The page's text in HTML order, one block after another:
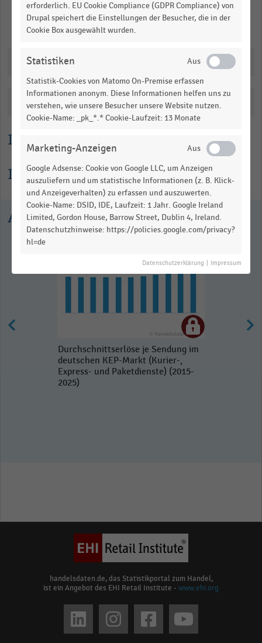
Lesehilfe
Informationen zur Statistik
1.5250861643835616.
View
table.
Teilen
Katalogisierung
Ausgewählte Statistiken
Durchschnittserlöse je Sendung im
deutschen KEP-Markt (Kurier-,
Express- und Paketdienste) (2015-
2025)
handelsdaten.de, das Statistikportal zum Handel,
ist ein Angebot des EHI Retail Institute - www.ehi.org
erforderlich. EU Cookie Compliance (GDPR Compliance) von
Drupal speichert die Einstellungen der Besucher, die in der
Cookie Box ausgewählt wurden.
Statistiken
Statistik-Cookies von Matomo On-Premise erfassen
Informationen anonym. Diese Informationen helfen uns zu
verstehen, wie unsere Besucher unsere Website nutzen.
Cookie-Name: _pk_*.* Cookie-Laufzeit: 13 Monate
Marketing-Anzeigen
Google Adsense: Cookie von Google LLC, um Anzeigen
auszuliefern und um statistische Informationen (z. B. Klick-
und Anzeigeverhalten) zu erfassen und auszuwerten.
Cookie-Name: DSID, IDE, Laufzeit: 1 Jahr. Google Ireland
Limited, Gordon House, Barrow Street, Dublin 4, Ireland.
Datenschutzhinweise: https://policies.google.com/privacy?
hl=de
Datenschutzerklärung Impressum